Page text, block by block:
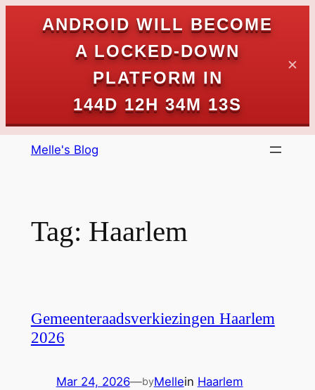
ANDROID WILL BECOME
A LOCKED-DOWN
PLATFORM IN
144D 12H 34M 13S
✕
Skip
Melle's Blog
Tag: Haarlem
Gemeenteraadsverkiezingen Haarlem
2026
Mar 24, 2026—byMellein Haarlem